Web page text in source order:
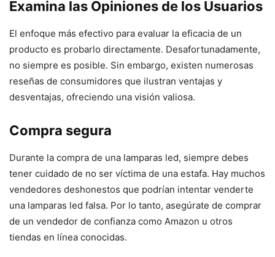
Examina las Opiniones de los Usuarios
El enfoque más efectivo para evaluar la eficacia de un
producto es probarlo directamente. Desafortunadamente,
no siempre es posible. Sin embargo, existen numerosas
reseñas de consumidores que ilustran ventajas y
desventajas, ofreciendo una visión valiosa.
Compra segura
Durante la compra de una lamparas led, siempre debes
tener cuidado de no ser víctima de una estafa. Hay muchos
vendedores deshonestos que podrían intentar venderte
una lamparas led falsa. Por lo tanto, asegúrate de comprar
de un vendedor de confianza como Amazon u otros
tiendas en línea conocidas.